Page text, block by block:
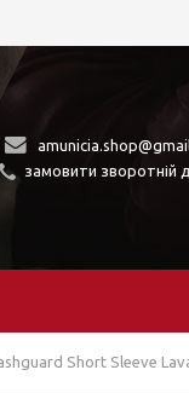
замовити зворотній
Short Sleeve